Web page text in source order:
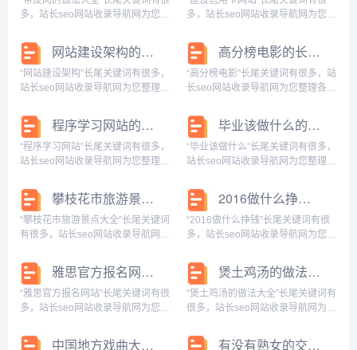
载安装，我...
全，搜索儿童直...
多，站长seo网站收录导航网为您整
词： 百度的相关长尾关键词：带皮
肉的做法大全窍门,带皮肉的做法大
全家常菜,带皮肉怎么做,带皮肉怎么
做好吃...
多，站长seo网站收录导航网为您整
词： 百度的相关长尾关键词：建设
信用卡网站登录，建设信用卡网站
官网，建设信用卡网站登录入口，
建设信用卡网站...
网站建设架构的长尾关键词有哪些
“网站建设架构”长尾关键词有很多，
站长seo网站收录导航网为您整理各
度的相关长尾关键词：网站建设架
构怎么写,网站建设架构包括,网站建
设架构分析,网站建设架构图,网站构
架...
高分榜电影的长尾关键词是什么
“高分榜电影”长尾关键词有很多，站
长seo网站收录导航网为您整理各个
的相关长尾关键词：高分榜电影推
荐,高分榜电影排名全国,高分榜电影
国产,高分榜电影中国,豆瓣最低分电
影...
程序学习网站的长尾关键词有什么
“程序学习网站”长尾关键词有很多，
站长seo网站收录导航网为您整理各
度的相关长尾关键词：学程序的网
站，程序教学网站，程序自学网
站，程序编程网站，程序教程，程
序员自学网站...
毕业该做什么的长尾关键词有哪些
“毕业该做什么”长尾关键词有很多，
站长seo网站收录导航网为您整理各
度的相关长尾关键词：毕业该做什
么工作，毕业该做什么事，毕业该
做什么英语作文，毕业做什么样的
人，毕业做...
攀枝花市旅游景点大全的长尾关键词是什么
“攀枝花市旅游景点大全”长尾关键词
有很多，站长seo网站收录导航网为
键词： 百度的相关长尾关键词：攀
枝花市旅游景点大全介绍，攀枝花
市旅游景点大全图片，攀枝花市旅
游景点大全...
2016做什么挣钱的长尾关键词有什么
“2016做什么挣钱”长尾关键词有很
多，站长seo网站收录导航网为您整
词： 百度的相关长尾关键词：2016
年做什么赚钱，2016年什么赚钱，
2016做什么生意有前景，201...
雅思官方报名网站的长尾关键词有哪些
“雅思官方报名网站”长尾关键词有很
多，站长seo网站收录导航网为您整
词： 百度的相关长尾关键词：雅思
煲土鸡汤的做法大全的长尾关键词有哪些
“煲土鸡汤的做法大全”长尾关键词有
很多，站长seo网站收录导航网为您
词： 百度的相关长尾关键词：煲土
中国地方戏曲大全的长尾关键词是什么 有没有熟女的交友网站的长尾关键词是什么